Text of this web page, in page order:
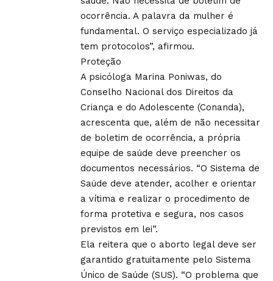
ocorrência. A palavra da mulher é
fundamental. O serviço especializado já
tem protocolos”, afirmou.
Proteção
A psicóloga Marina Poniwas, do
Conselho Nacional dos Direitos da
Criança e do Adolescente (Conanda),
acrescenta que, além de não necessitar
de boletim de ocorrência, a própria
equipe de saúde deve preencher os
documentos necessários. “O Sistema de
Saúde deve atender, acolher e orientar
a vítima e realizar o procedimento de
forma protetiva e segura, nos casos
previstos em lei”.
Ela reitera que o aborto legal deve ser
garantido gratuitamente pelo Sistema
Único de Saúde (SUS). “O problema que